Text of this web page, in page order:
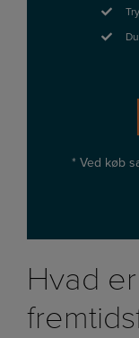
* Ved køb
Hvad